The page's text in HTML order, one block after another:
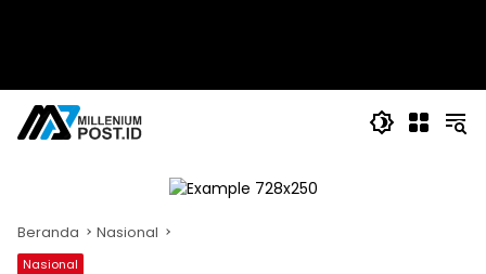
Beranda Nasional
Nasional